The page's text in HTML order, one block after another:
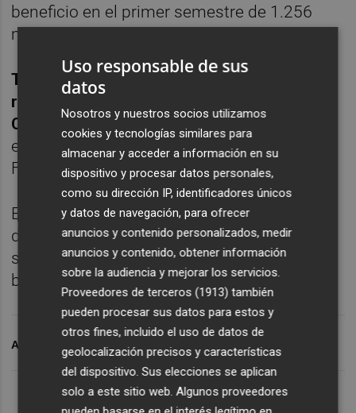
beneficio en el primer semestre de 1.256
millones de euros, un 8% más.
También mandaron las ganancias en el
resto de principales plazas del Viejo
Continente , aunque con menos fuerza que
en el Ibex 35. Así, París ganó un 0,48%,
Frankfurt un 0,41% y Londres 0,06%.
En el mercado de deuda soberana, la prima
de riesgo española se situaba al cierre de la
sesión por debajo de los 100 puntos
básicos, con el rendimiento en el 1,004%.
ARCHIVADO EN BANCO POPUALR ÁNGEL RON
Uso responsable de sus
datos
Nosotros y nuestros socios utilizamos
cookies y tecnologías similares para
almacenar y acceder a información en su
dispositivo y procesar datos personales,
como su dirección IP, identificadores únicos
y datos de navegación, para ofrecer
anuncios y contenido personalizados, medir
anuncios y contenido, obtener información
sobre la audiencia y mejorar los servicios.
Proveedores de terceros (1913) también
pueden procesar sus datos para estos y
otros fines, incluido el uso de datos de
geolocalización precisos y características
del dispositivo. Sus elecciones se aplican
solo a este sitio web. Algunos proveedores